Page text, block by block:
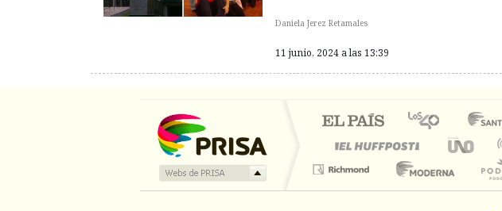
Daniela Jerez Retamales
11 junio, 2024 a las 13:39